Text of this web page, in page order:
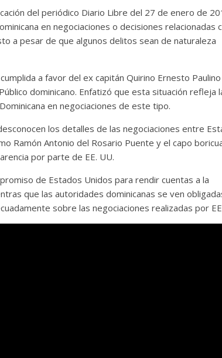
del periódico Diario Libre del 27 de enero de
en negociaciones o decisiones relacionadas
a pesar de que algunos delitos sean de naturaleza
a favor del ex capitán Quirino Ernesto
dominicano. Enfatizó que esta situación refleja
en negociaciones de este tipo.
los detalles de las negociaciones entre
Ramón Antonio del Rosario Puente y el capo
por parte de EE. UU.
de Estados Unidos para rendir cuentas a la
que las autoridades dominicanas se ven
sobre las negociaciones realizadas por